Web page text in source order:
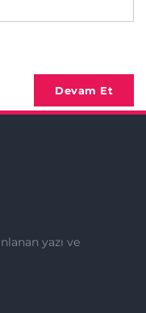
Devam Et
yazı ve